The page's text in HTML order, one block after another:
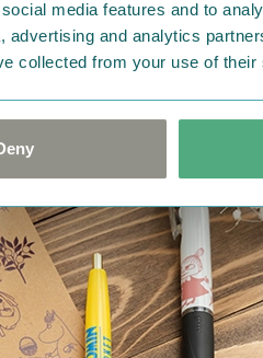
media features and to
and analytics
collected from your use of